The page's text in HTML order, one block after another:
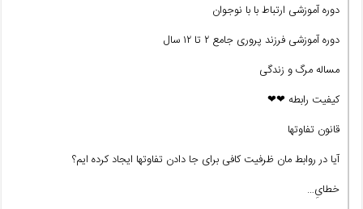
دوره آموزشی ارتباط با با نوجوان
دوره آموزشی فرزند پروری جامع ۲ تا ۱۲ سال
مساله مرگ و زندگی
کیفیت رابطه ❤❤
قانون تفاوتها
آیا در روابط مان ظرفیت کافی برای جا دادن تفاوتها ایجاد کرده ایم؟
خطایِ…